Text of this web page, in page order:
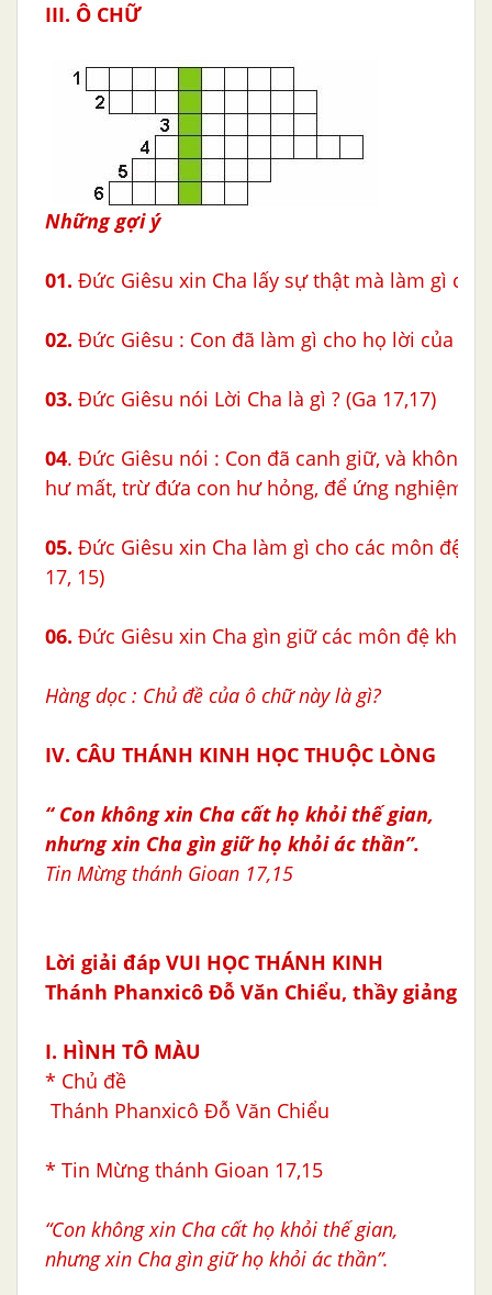
III. Ô CHỮ
Những gợi ý
01. Đức Giêsu xin Cha lấy sự thật mà làm gì cho
02. Đức Giêsu : Con đã làm gì cho họ lời của Cha
03. Đức Giêsu nói Lời Cha là gì ? (Ga 17,17)
04. Đức Giêsu nói : Con đã canh giữ, và không
hư mất, trừ đứa con hư hỏng, để ứng nghiệm lời
05. Đức Giêsu xin Cha làm gì cho các môn đệ
17, 15)
06. Đức Giêsu xin Cha gìn giữ các môn đệ khỏi
Hàng dọc : Chủ đề của ô chữ này là gì?
IV. CÂU THÁNH KINH HỌC THUỘC LÒNG
“ Con không xin Cha cất họ khỏi thế gian,
nhưng xin Cha gìn giữ họ khỏi ác thần”.
Tin Mừng thánh Gioan 17,15
Lời giải đáp VUI HỌC THÁNH KINH
Thánh Phanxicô Ðỗ Văn Chiểu, thầy giảng
I. HÌNH TÔ MÀU
* Chủ đề
Thánh Phanxicô Ðỗ Văn Chiểu
* Tin Mừng thánh Gioan 17,15
“Con không xin Cha cất họ khỏi thế gian,
nhưng xin Cha gìn giữ họ khỏi ác thần”.